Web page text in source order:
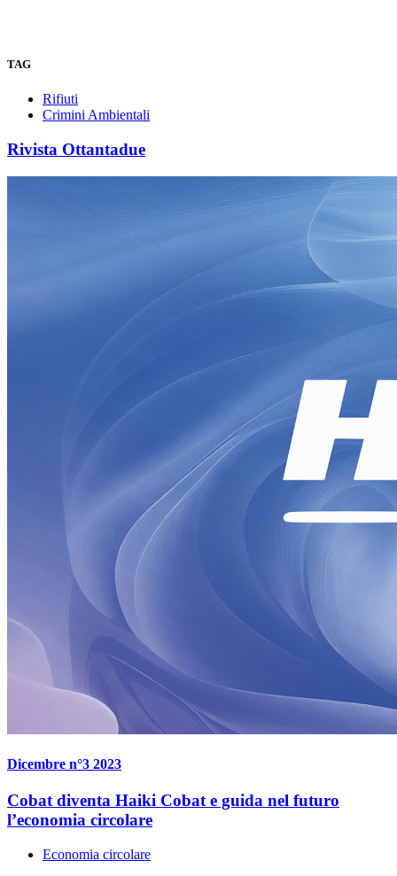
TAG
Rifiuti
Crimini Ambientali
Rivista Ottantadue
Dicembre n°3 2023
Cobat diventa Haiki Cobat e guida nel futuro
l’economia circolare
Economia circolare